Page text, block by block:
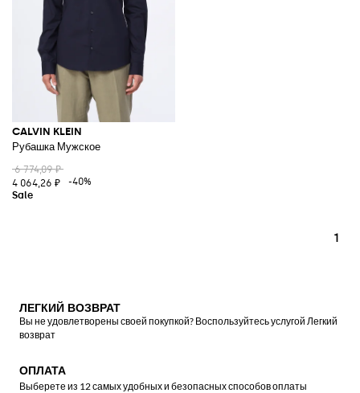
CALVIN KLEIN
Рубашка Мужское
6 774,09 ₽
4 064,26 ₽
-40%
1
ЛЕГКИЙ ВОЗВРАТ
Вы не удовлетворены своей покупкой? Воспользуйтесь услугой Легкий
возврат
ОПЛАТА
Выберете из 12 самых удобных и безопасных способов оплаты